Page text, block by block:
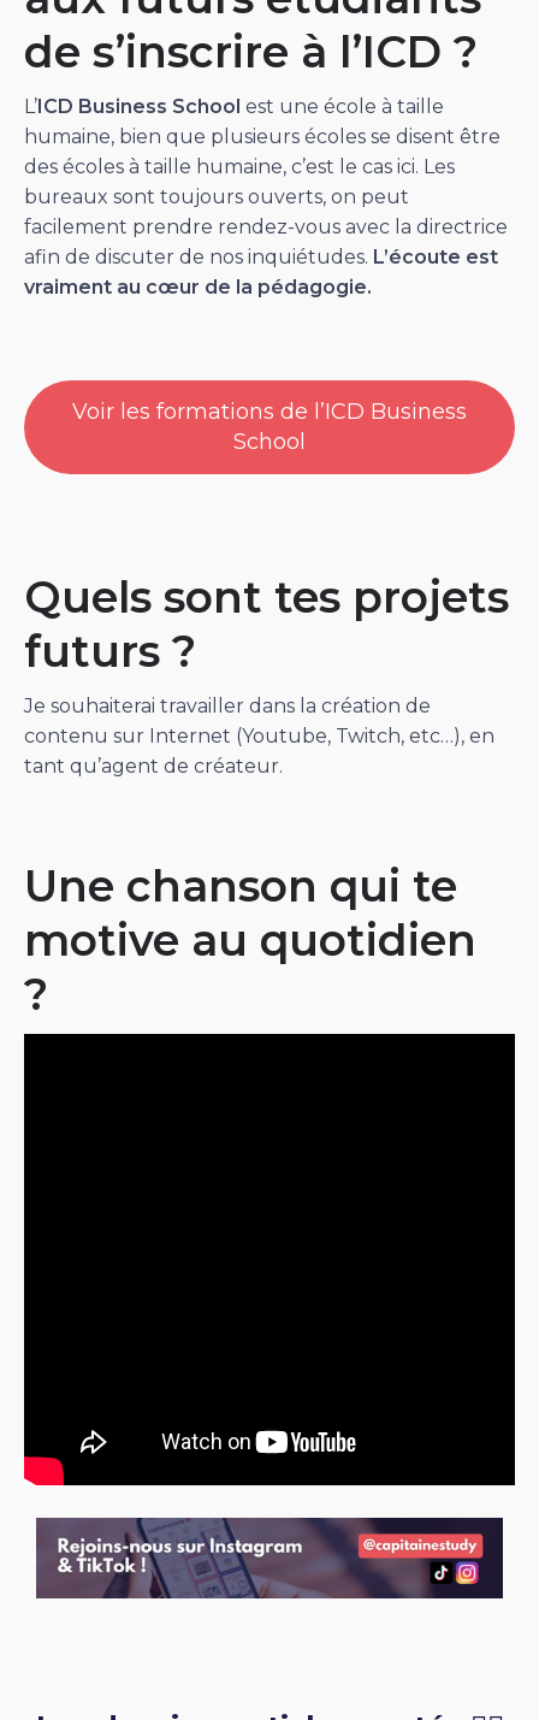
de s’inscrire à l’ICD ?
L’ICD Business School est une école à taille
humaine, bien que plusieurs écoles se disent être
des écoles à taille humaine, c’est le cas ici. Les
bureaux sont toujours ouverts, on peut
facilement prendre rendez-vous avec la directrice
afin de discuter de nos inquiétudes. L’écoute est
vraiment au cœur de la pédagogie.
Voir les formations de l’ICD Business
School
Quels sont tes projets
futurs ?
Je souhaiterai travailler dans la création de
contenu sur Internet (Youtube, Twitch, etc…), en
tant qu’agent de créateur.
Une chanson qui te
motive au quotidien
?